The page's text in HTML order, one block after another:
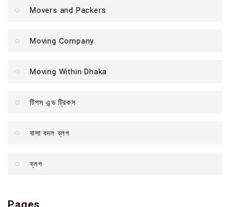
Movers and Packers
Moving Company
Moving Within Dhaka
টিপস এন্ড ট্রিকস
বাসা বদল ব্লগ
ব্লগ
Pages